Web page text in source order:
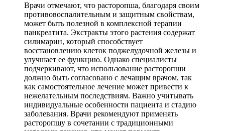
Врачи отмечают, что расторопша, благодаря своим
противовоспалительным и защитным свойствам,
может быть полезной в комплексной терапии
панкреатита. Экстракты этого растения содержат
силимарин, который способствует
восстановлению клеток поджелудочной железы и
улучшает ее функцию. Однако специалисты
подчеркивают, что использование расторопши
должно быть согласовано с лечащим врачом, так
как самостоятельное лечение может привести к
нежелательным последствиям. Важно учитывать
индивидуальные особенности пациента и стадию
заболевания. Врачи рекомендуют применять
расторопшу в сочетании с традиционными